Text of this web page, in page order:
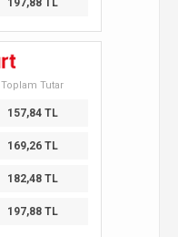
197,88 TL
Toplam Tutar
157,84 TL
169,26 TL
182,48 TL
197,88 TL